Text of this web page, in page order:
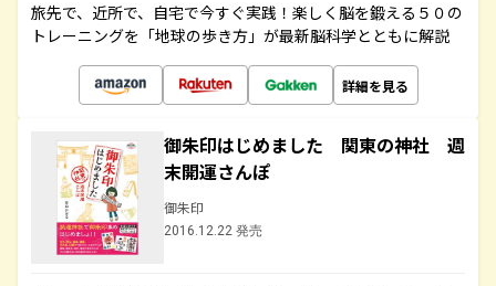
旅先で、近所で、自宅で今すぐ実践！楽しく脳を鍛える５０の
トレーニングを「地球の歩き方」が最新脳科学とともに解説
詳細を見る
御朱印はじめました 関東の神社 週
末開運さんぽ
御朱印
2016.12.22 発売